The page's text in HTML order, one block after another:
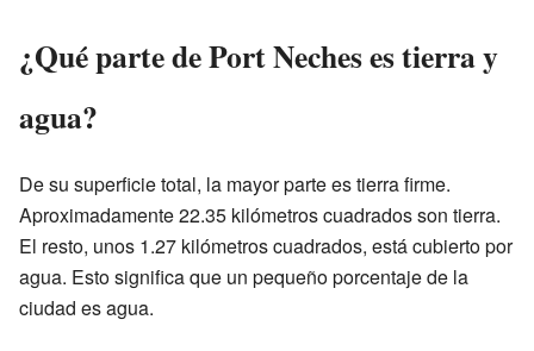
¿Qué parte de Port Neches es tierra y
agua?
De su superficie total, la mayor parte es tierra firme.
Aproximadamente 22.35 kilómetros cuadrados son tierra.
El resto, unos 1.27 kilómetros cuadrados, está cubierto por
agua. Esto significa que un pequeño porcentaje de la
ciudad es agua.